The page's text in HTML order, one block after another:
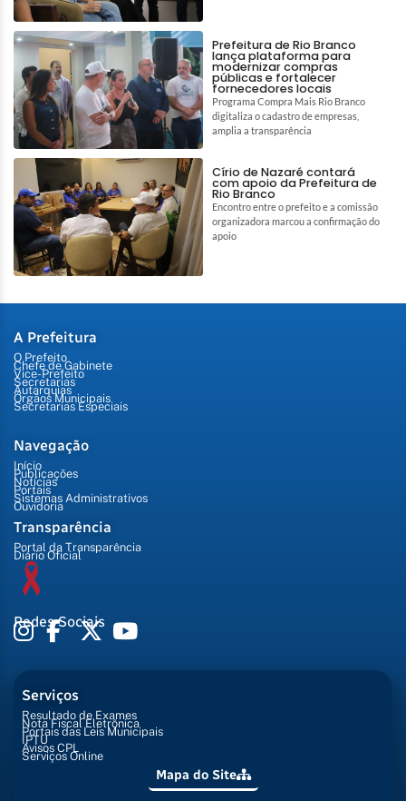
Prefeitura de Rio Branco
lança plataforma para
modernizar compras
públicas e fortalecer
fornecedores locais
Programa Compra Mais Rio Branco
digitaliza o cadastro de empresas,
amplia a transparência
Círio de Nazaré contará
com apoio da Prefeitura de
Rio Branco
Encontro entre o prefeito e a comissão
organizadora marcou a confirmação do
apoio
A Prefeitura
O Prefeito
Chefe de Gabinete
Vice-Prefeito
Secretarias
Autarquias
Órgãos Municipais
Secretarias Especiais
Navegação
Início
Publicações
Notícias
Portais
Sistemas Administrativos
Ouvidoria
Transparência
Portal da Transparência
Diário Oficial
Redes Sociais
Serviços
Resultado de Exames
Nota Fiscal Eletrônica
Portais das Leis Municipais
IPTU
Avisos CPL
Serviços Online
Mapa do Site